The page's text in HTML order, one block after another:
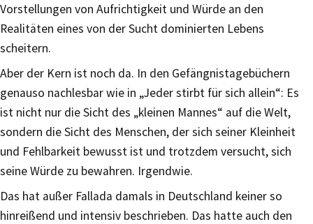
Vorstellungen von Aufrichtigkeit und Würde an den
Realitäten eines von der Sucht dominierten Lebens
scheitern.
Aber der Kern ist noch da. In den Gefängnistagebüchern
genauso nachlesbar wie in „Jeder stirbt für sich allein“: Es
ist nicht nur die Sicht des „kleinen Mannes“ auf die Welt,
sondern die Sicht des Menschen, der sich seiner Kleinheit
und Fehlbarkeit bewusst ist und trotzdem versucht, sich
seine Würde zu bewahren. Irgendwie.
Das hat außer Fallada damals in Deutschland keiner so
hinreißend und intensiv beschrieben. Das hatte auch den